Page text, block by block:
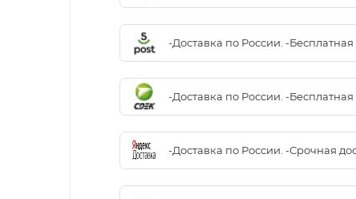
-Доставка по России. -
-Доставка по России. -
-Доставка по России. -Срочная